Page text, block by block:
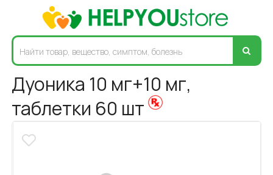
Дуоника 10 мг+10 мг,
таблетки 60 шт